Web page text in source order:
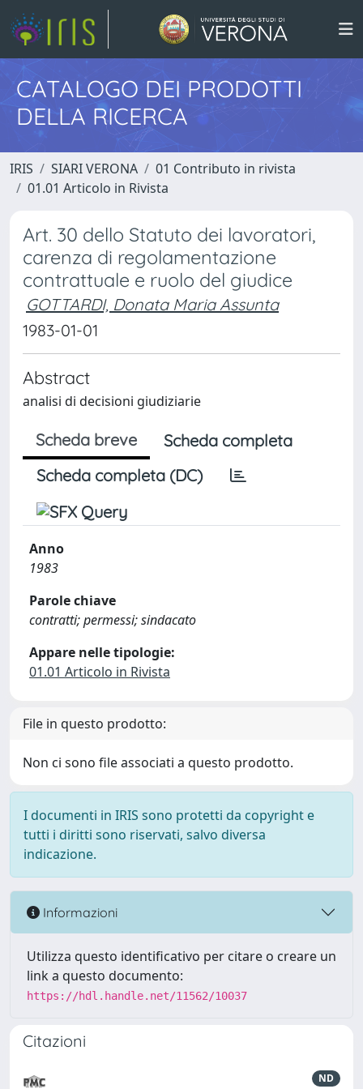
CATALOGO DEI PRODOTTI
DELLA RICERCA
IRIS SIARI VERONA
01 Contributo in rivista
01.01 Articolo in Rivista
Art. 30 dello Statuto dei lavoratori,
carenza di regolamentazione
contrattuale e ruolo del giudice
GOTTARDI, Donata Maria Assunta
1983-01-01
Abstract
analisi di decisioni giudiziarie
Scheda breve
Scheda completa
Scheda completa (DC)
Anno
1983
Parole chiave
contratti; permessi; sindacato
Appare nelle tipologie:
01.01 Articolo in Rivista
File in questo prodotto:
Non ci sono file associati a questo prodotto.
I documenti in IRIS sono protetti da copyright e
tutti i diritti sono riservati, salvo diversa
indicazione.
Informazioni
Utilizza questo identificativo per citare o creare un
link a questo documento:
https://hdl.handle.net/11562/10037
Citazioni
ND